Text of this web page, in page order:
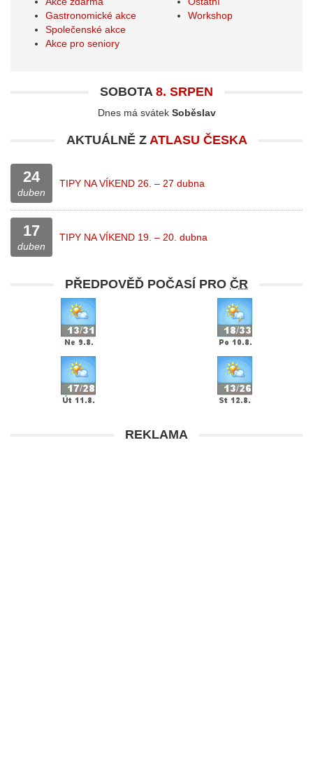
Gastronomické akce
Společenské akce
Akce pro seniory
Workshop
SOBOTA 8. SRPEN
Dnes má svátek Soběslav
AKTUÁLNĚ Z ATLASU ČESKA
24
duben
TIPY NA VÍKEND 26. – 27 dubna
17
duben
TIPY NA VÍKEND 19. – 20. dubna
PŘEDPOVĚĎ POČASÍ PRO ČR
REKLAMA